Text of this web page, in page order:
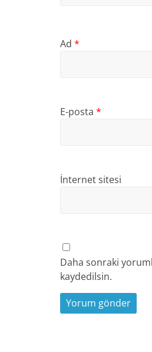
Ad *
E-posta *
İnternet sitesi
Daha sonraki
kaydedilsin.